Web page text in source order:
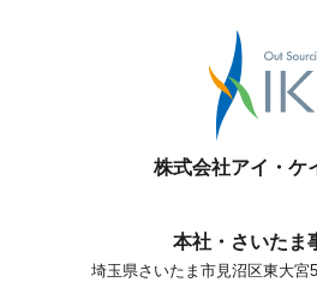
株式会社アイ・ケ
本社・さいたま
埼玉県さいたま市見沼区東大宮